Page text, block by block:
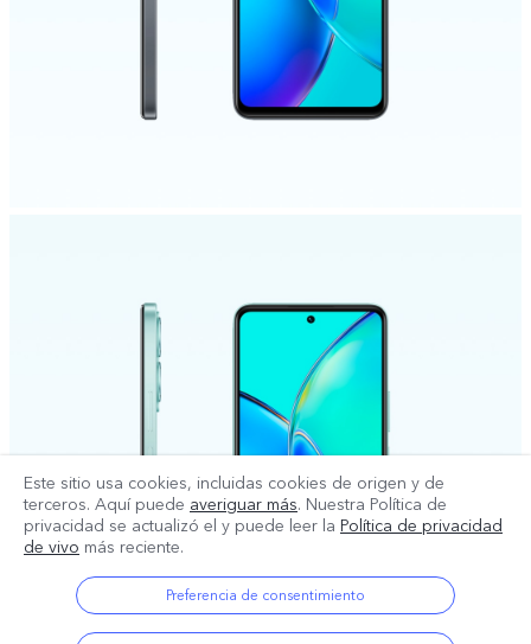
Este sitio usa cookies, incluidas cookies de origen y de
terceros. Aquí puede averiguar más. Nuestra Política de
privacidad se actualizó el y puede leer la Política de privacidad
de vivo más reciente.
Preferencia de consentimiento